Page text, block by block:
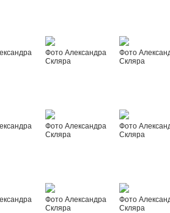
Фото Александра
Скляра
Фото
Скляра
Фото Александра
Скляра
Фото
Скляра
Фото Александра
Скляра
Фото
Скляра